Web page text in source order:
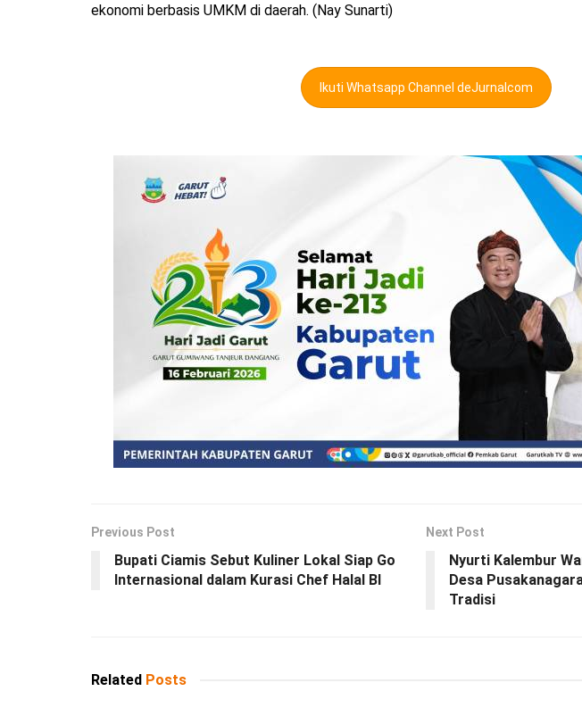
ekonomi berbasis UMKM di daerah. (Nay Sunarti)
Ikuti Whatsapp Channel deJurnalcom
Previous Post
Bupati Ciamis Sebut Kuliner Lokal Siap Go
Internasional dalam Kurasi Chef Halal BI
Next Post
Nyurti Kalembur
Desa
Tradisi
Related Posts